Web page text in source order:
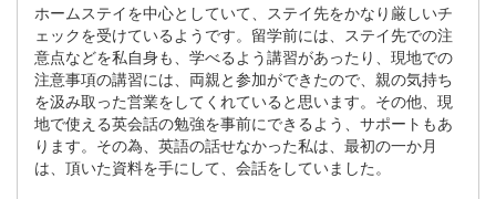
ホームステイを中心としていて、ステイ先をかなり厳しいチ
ェックを受けているようです。留学前には、ステイ先での注
意点などを私自身も、学べるよう講習があったり、現地での
注意事項の講習には、両親と参加ができたので、親の気持ち
を汲み取った営業をしてくれていると思います。その他、現
地で使える英会話の勉強を事前にできるよう、サポートもあ
ります。その為、英語の話せなかった私は、最初の一か月
は、頂いた資料を手にして、会話をしていました。